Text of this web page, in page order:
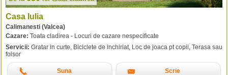
Casa Iulia
Calimanesti (Valcea)
Cazare: Toata cladirea - Locuri de cazare nespecificate
Servicii: Gratar in curte, Biciclete de inchiriat, Loc de joaca pt copii, Terasa sau
foisor
Suna Scrie